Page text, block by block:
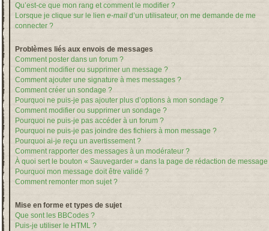
Qu’est-ce que mon rang et comment le modifier ?
Lorsque je clique sur le lien e-mail d’un utilisateur, on me demande de me
connecter ?
Problèmes liés aux envois de messages
Comment poster dans un forum ?
Comment modifier ou supprimer un message ?
Comment ajouter une signature à mes messages ?
Comment créer un sondage ?
Pourquoi ne puis-je pas ajouter plus d’options à mon sondage ?
Comment modifier ou supprimer un sondage ?
Pourquoi ne puis-je pas accéder à un forum ?
Pourquoi ne puis-je pas joindre des fichiers à mon message ?
Pourquoi ai-je reçu un avertissement ?
Comment rapporter des messages à un modérateur ?
À quoi sert le bouton « Sauvegarder » dans la page de rédaction de message
Pourquoi mon message doit être validé ?
Comment remonter mon sujet ?
Mise en forme et types de sujet
Que sont les BBCodes ?
Puis-je utiliser le HTML ?